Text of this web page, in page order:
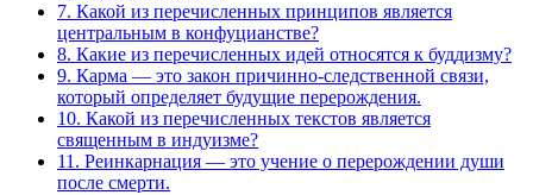
7. Какой из перечисленных принципов является
центральным в конфуцианстве?
8. Какие из перечисленных идей относятся к буддизму?
9. Карма — это закон причинно-следственной связи,
который определяет будущие перерождения.
10. Какой из перечисленных текстов является
священным в индуизме?
11. Реинкарнация — это учение о перерождении души
после смерти.